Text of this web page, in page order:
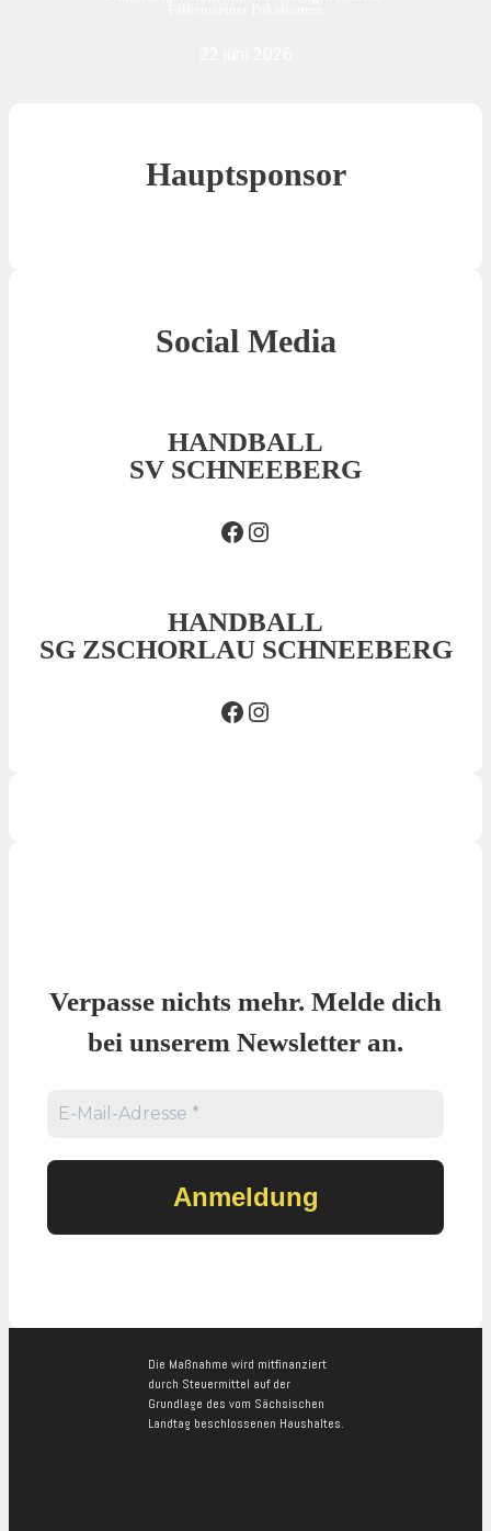
Hauptsponsor
Social Media
HANDBALL
SV SCHNEEBERG
Facebook SVSInsta SVS
HANDBALL
SG ZSCHORLAU SCHNEEBERG
Facebook SGInsta SG
Verpasse nichts mehr. Melde dich
bei unserem Newsletter an.
Die Maßnahme wird mitfinanziert
durch Steuermittel auf der
Grundlage des vom Sächsischen
Landtag beschlossenen Haushaltes.